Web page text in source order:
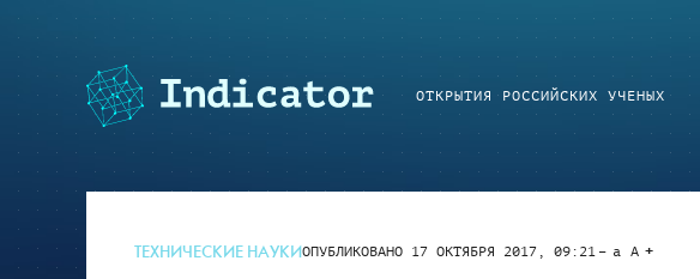
ОТКРЫТИЯ РОССИЙСКИХ УЧЕНЫХ
ТЕХНИЧЕСКИЕ НАУКИОПУБЛИКОВАНО 17 ОКТЯБРЯ 2017, 09:21 a A